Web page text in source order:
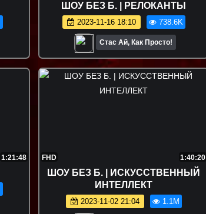
ШОУ БЕЗ Б. | РЕЛОКАНТЫ
2023-11-16 18:10 738.6K
Стас Ай, Как Просто!
1:21:48 FHD 1:40:20
ШОУ БЕЗ Б. | ИСКУССТВЕННЫЙ
ИНТЕЛЛЕКТ
2023-11-02 21:04 1.1M